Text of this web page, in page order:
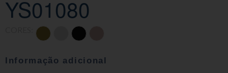
YS01080
Informação adicional